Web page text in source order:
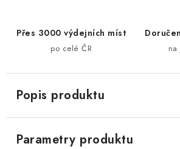
Přes 3000 výdejních míst
po celé ČR
Popis produktu
Parametry produktu